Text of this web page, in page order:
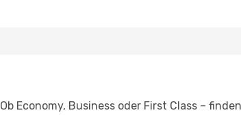
Economy, Business oder First Class –